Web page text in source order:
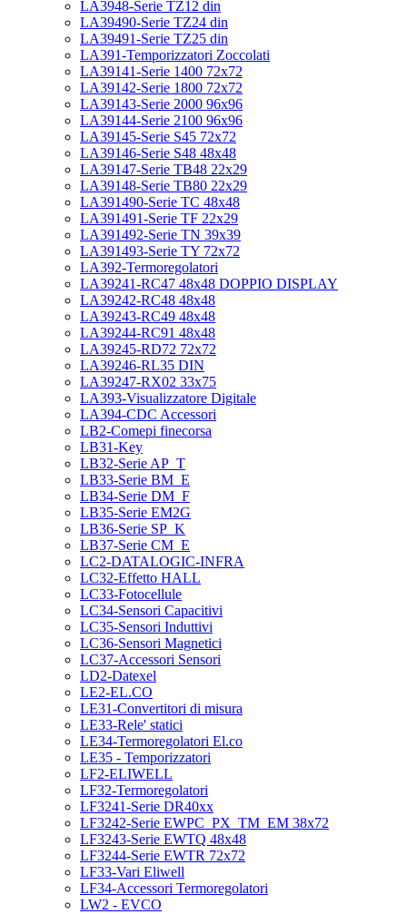
LA3948-Serie TZ12 din
LA39490-Serie TZ24 din
LA39491-Serie TZ25 din
LA391-Temporizzatori Zoccolati
LA39141-Serie 1400 72x72
LA39142-Serie 1800 72x72
LA39143-Serie 2000 96x96
LA39144-Serie 2100 96x96
LA39145-Serie S45 72x72
LA39146-Serie S48 48x48
LA39147-Serie TB48 22x29
LA39148-Serie TB80 22x29
LA391490-Serie TC 48x48
LA391491-Serie TF 22x29
LA391492-Serie TN 39x39
LA391493-Serie TY 72x72
LA392-Termoregolatori
LA39241-RC47 48x48 DOPPIO DISPLAY
LA39242-RC48 48x48
LA39243-RC49 48x48
LA39244-RC91 48x48
LA39245-RD72 72x72
LA39246-RL35 DIN
LA39247-RX02 33x75
LA393-Visualizzatore Digitale
LA394-CDC Accessori
LB2-Comepi finecorsa
LB31-Key
LB32-Serie AP_T
LB33-Serie BM_E
LB34-Serie DM_F
LB35-Serie EM2G
LB36-Serie SP_K
LB37-Serie CM_E
LC2-DATALOGIC-INFRA
LC32-Effetto HALL
LC33-Fotocellule
LC34-Sensori Capacitivi
LC35-Sensori Induttivi
LC36-Sensori Magnetici
LC37-Accessori Sensori
LD2-Datexel
LE2-EL.CO
LE31-Convertitori di misura
LE33-Rele' statici
LE34-Termoregolatori El.co
LE35 - Temporizzatori
LF2-ELIWELL
LF32-Termoregolatori
LF3241-Serie DR40xx
LF3242-Serie EWPC_PX_TM_EM 38x72
LF3243-Serie EWTQ 48x48
LF3244-Serie EWTR 72x72
LF33-Vari Eliwell
LF34-Accessori Termoregolatori
LW2 - EVCO